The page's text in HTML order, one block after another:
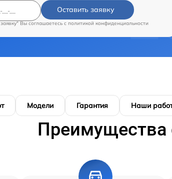
Оставить заявку
Вы соглашаетесь c политикой конфиденциальности
Модели Гарантия Наши
Преимущества